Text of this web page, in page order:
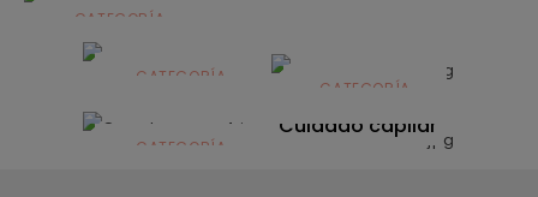
CATEGORÍA
Alimentación
infantilCATEGORÍA
Dermocosmética
CATEGORÍA
Solares
CATEGORÍA
Cuidado capilar